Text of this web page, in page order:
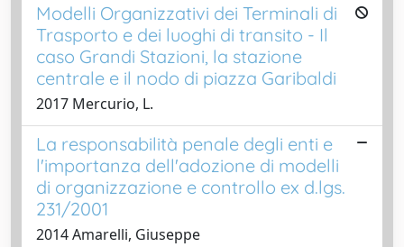
Modelli Organizzativi dei Terminali di
Trasporto e dei luoghi di transito - Il
caso Grandi Stazioni, la stazione
centrale e il nodo di piazza Garibaldi
2017 Mercurio, L.
La responsabilità penale degli enti e
l'importanza dell'adozione di modelli
di organizzazione e controllo ex d.lgs.
231/2001
2014 Amarelli, Giuseppe